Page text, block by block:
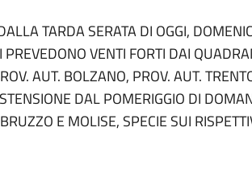
TARDA SERATA DI OGGI,
PREVEDONO VENTI FORTI DAI
AUT. BOLZANO, PROV. AUT.
DAL POMERIGGIO DI
E MOLISE, SPECIE SUI